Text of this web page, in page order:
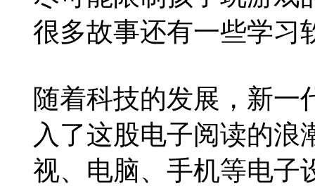
很多故事还有一些学习
随着科技的发展，新一
入了这股电子阅读的浪
视、电脑、手机等电子